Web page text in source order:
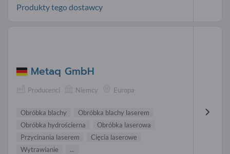
Produkty tego dostawcy
Metaq GmbH
Producenci Niemcy Europa
Obróbka blachy
Obróbka blachy laserem
Obróbka hydrościerna
Obróbka laserowa
Przycinania laserem
Cięcia laserowe
Wytrawianie
...